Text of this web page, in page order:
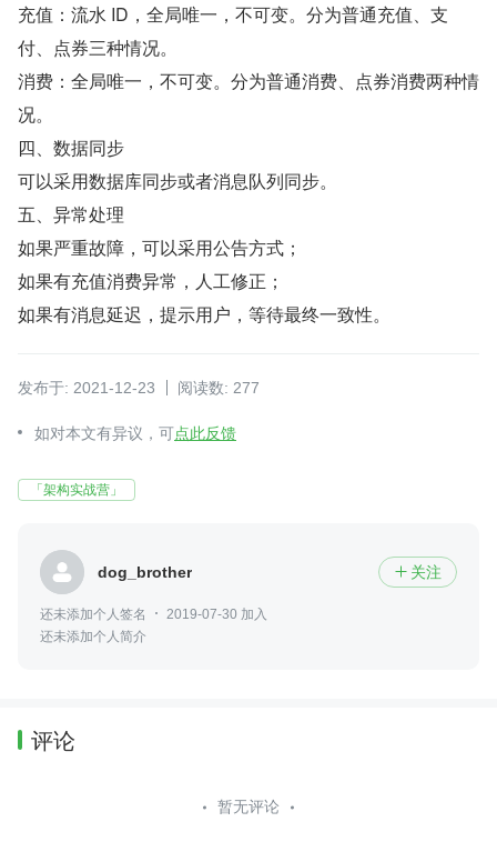
充值：流水 ID，全局唯一，不可变。分为普通充值、支
付、点券三种情况。
消费：全局唯一，不可变。分为普通消费、点券消费两种情
况。
四、数据同步
可以采用数据库同步或者消息队列同步。
五、异常处理
如果严重故障，可以采用公告方式；
如果有充值消费异常，人工修正；
如果有消息延迟，提示用户，等待最终一致性。
发布于: 2021-12-23 阅读数: 277
如对本文有异议，可点此反馈
「架构实战营」
dog_brother  关注
还未添加个人签名
2019-07-30 加入
还未添加个人简介
评论
暂无评论